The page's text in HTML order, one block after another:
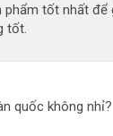
phẩm tốt nhất để
tốt.
quốc không nhỉ?